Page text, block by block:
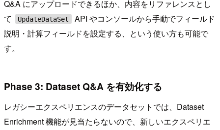
Q&A にアップロードできるほか、内容をリファレンスとし
て
UpdateDataSet
API やコンソールから手動でフィールド
説明・計算フィールドを設定する、という使い方も可能で
す。
Phase 3: Dataset Q&A を有効化する
レガシーエクスペリエンスのデータセットでは、Dataset
Enrichment 機能が見当たらないので、新しいエクスペリエ